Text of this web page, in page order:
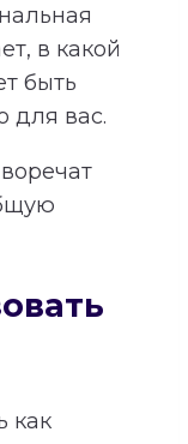
в какой
быть
для вас.
как